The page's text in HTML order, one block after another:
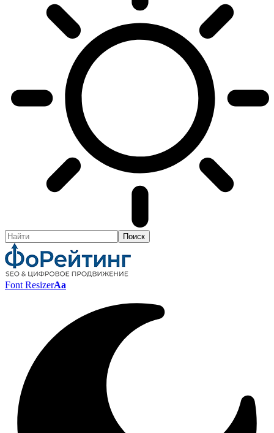
Font ResizerAa